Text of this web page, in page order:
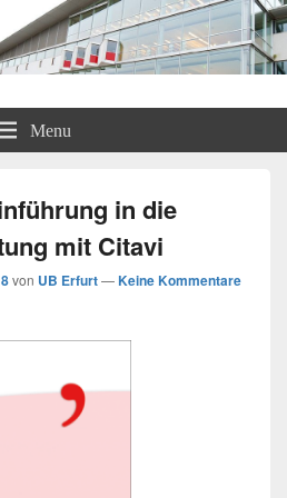
Menu
in die
mit Citavi
von UB Erfurt—Keine Kommentare